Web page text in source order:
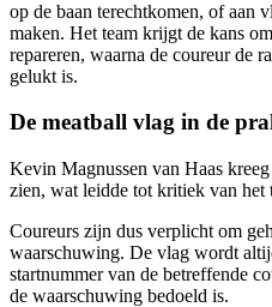
op de baan terechtkomen, of aan
maken. Het team krijgt de kans
repareren, waarna de coureur de
gelukt is.
De meatball vlag in de
Kevin Magnussen van Haas
zien, wat leidde tot kritiek van het
Coureurs zijn dus verplicht om
waarschuwing. De vlag wordt
startnummer van de betreffende
de waarschuwing bedoeld is.